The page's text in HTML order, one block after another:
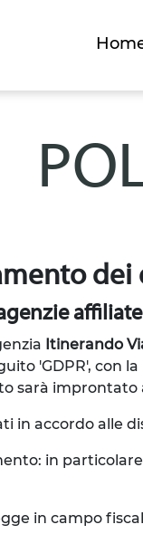
dei
Itinerando
'GDPR',
sarà improntato
in accordo alle
in
in campo